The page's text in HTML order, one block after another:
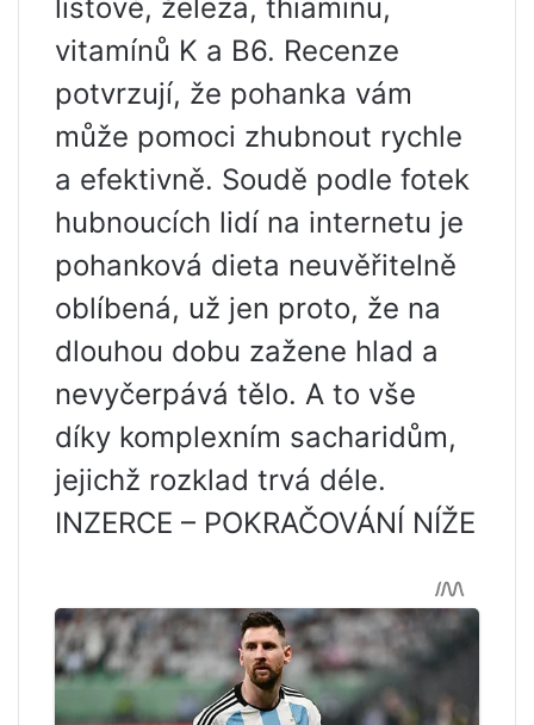
listové, železa, thiaminu,
vitamínů K a B6. Recenze
potvrzují, že pohanka vám
může pomoci zhubnout rychle
a efektivně. Soudě podle fotek
hubnoucích lidí na internetu je
pohanková dieta neuvěřitelně
oblíbená, už jen proto, že na
dlouhou dobu zažene hlad a
nevyčerpává tělo. A to vše
díky komplexním sacharidům,
jejichž rozklad trvá déle.
INZERCE – POKRAČOVÁNÍ NÍŽE